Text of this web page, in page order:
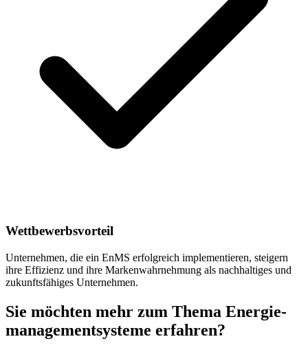
Wettbewerbsvorteil
Unternehmen, die ein EnMS erfolgreich implementieren, steigern
ihre Effizienz und ihre Markenwahrnehmung als nachhaltiges und
zukunftsfähiges Unternehmen.
Sie möchten mehr zum Thema Energie­
management­systeme erfahren?